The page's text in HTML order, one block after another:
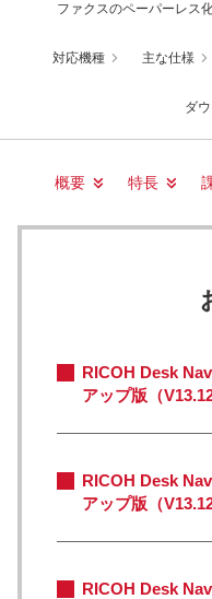
ファクスのペーパーレス
対応機種 主な仕様
ダ
概要 特長
RICOH Desk
アップ版（
RICOH Desk
アップ版（
RICOH Desk